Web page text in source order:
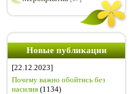
Новые публикации
[22.12.2023]
Почему важно обойтись без
насилия (1134)